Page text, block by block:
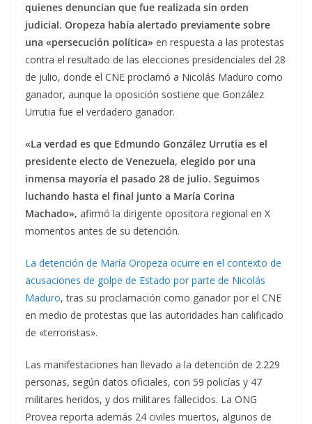
quienes denuncian que fue realizada sin orden
judicial. Oropeza había alertado previamente sobre
una «persecución política» en respuesta a las protestas
contra el resultado de las elecciones presidenciales del 28
de julio, donde el CNE proclamó a Nicolás Maduro como
ganador, aunque la oposición sostiene que González
Urrutia fue el verdadero ganador.
«La verdad es que Edmundo González Urrutia es el
presidente electo de Venezuela, elegido por una
inmensa mayoría el pasado 28 de julio. Seguimos
luchando hasta el final junto a María Corina
Machado», afirmó la dirigente opositora regional en X
momentos antes de su detención.
La detención de María Oropeza ocurre en el contexto de
acusaciones de golpe de Estado por parte de Nicolás
Maduro, tras su proclamación como ganador por el CNE
en medio de protestas que las autoridades han calificado
de «terroristas».
Las manifestaciones han llevado a la detención de 2.229
personas, según datos oficiales, con 59 policías y 47
militares heridos, y dos militares fallecidos. La ONG
Provea reporta además 24 civiles muertos, algunos de